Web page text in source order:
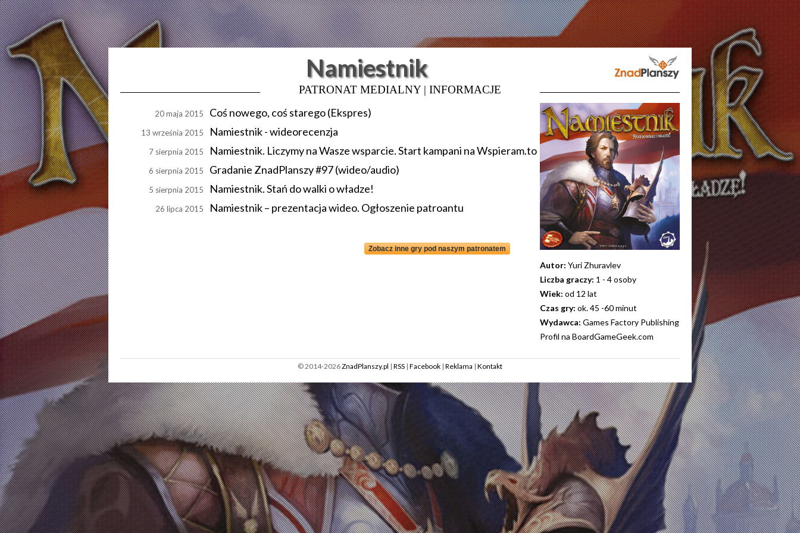
Namiestnik
PATRONAT MEDIALNY | INFORMACJE
20 maja 2015 Coś nowego, coś starego (Ekspres)
13 września 2015 Namiestnik - wideorecenzja
7 sierpnia 2015 Namiestnik. Liczymy na Wasze wsparcie. Start kampani na Wspieram.to
6 sierpnia 2015 Gradanie ZnadPlanszy #97 (wideo/audio)
5 sierpnia 2015 Namiestnik. Stań do walki o władze!
26 lipca 2015 Namiestnik – prezentacja wideo. Ogłoszenie patroantu
Zobacz inne gry pod naszym patronatem
Autor:Yuri Zhuravlev
Liczba graczy: 1 - 4 osoby
Wiek:od 12 lat
Czas gry:ok. 45 -60 minut
Wydawca:Games Factory Publishing
Profil na BoardGameGeek.com
© 2014-2026ZnadPlanszy.pl | RSS| Facebook| Reklama | Kontakt